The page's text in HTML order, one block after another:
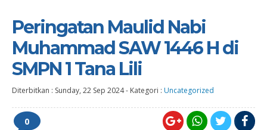
Peringatan Maulid Nabi
Muhammad SAW 1446 H di
SMPN 1 Tana Lili
Diterbitkan : Sunday, 22 Sep 2024- Kategori : Uncategorized
0